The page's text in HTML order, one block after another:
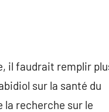
il faudrait remplir
sur la santé du
la recherche sur le